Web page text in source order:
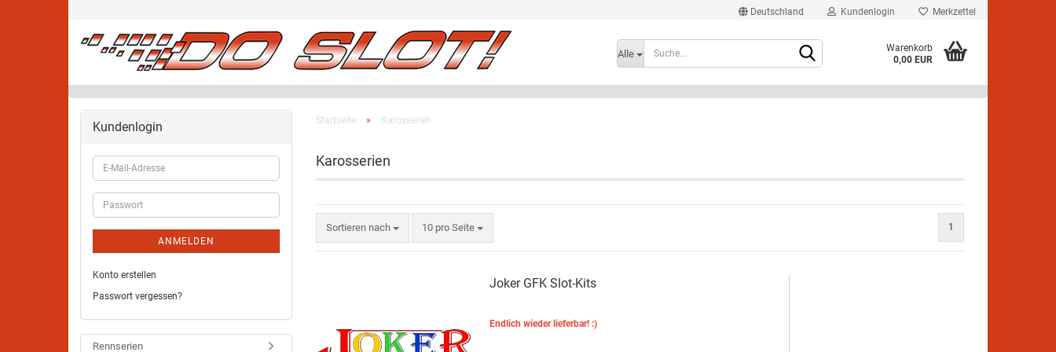
Deutschland
Lieferland
Kundenlogin Merkzettel
Alle
Warenkorb
0,00 EUR
Startseite » Karosserien
Karosserien
Sortieren nach 10 pro Seite 1
Joker GFK Slot-Kits
Endlich wieder lieferbar! :)
Kundenlogin
ANMELDEN
Konto erstellen
Passwort vergessen?
Rennserien